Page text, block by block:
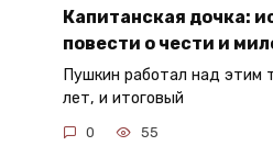
Капитанская дочка:
повести о чести и
Пушкин работал над этим
лет, и итоговый
0 55